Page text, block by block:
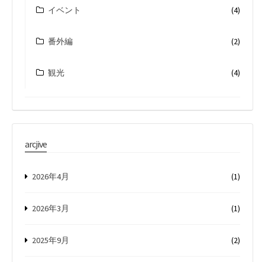
イベント (4)
番外編 (2)
観光 (4)
arcjive
2026年4月 (1)
2026年3月 (1)
2025年9月 (2)